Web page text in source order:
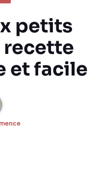
petits
recette
et facile